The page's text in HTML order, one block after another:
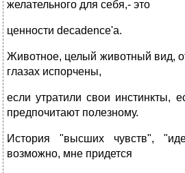
желательного для себя,- это
ценности decadence'а.
Животное, целый животный вид,
глазах испорчены,
если утратили свои инстинкты,
предпочитают полезному.
История "высших чувств",
возможно, мне придется